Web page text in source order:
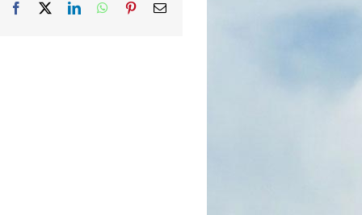
Facebook LinkedInWhatsApp
PinterestEmail